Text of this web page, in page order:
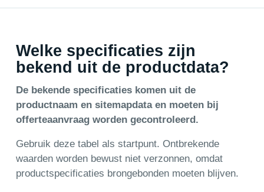
Welke specificaties zijn
bekend uit de productdata?
De bekende specificaties komen uit de
productnaam en sitemapdata en moeten bij
offerteaanvraag worden gecontroleerd.
Gebruik deze tabel als startpunt. Ontbrekende
waarden worden bewust niet verzonnen, omdat
productspecificaties brongebonden moeten blijven.